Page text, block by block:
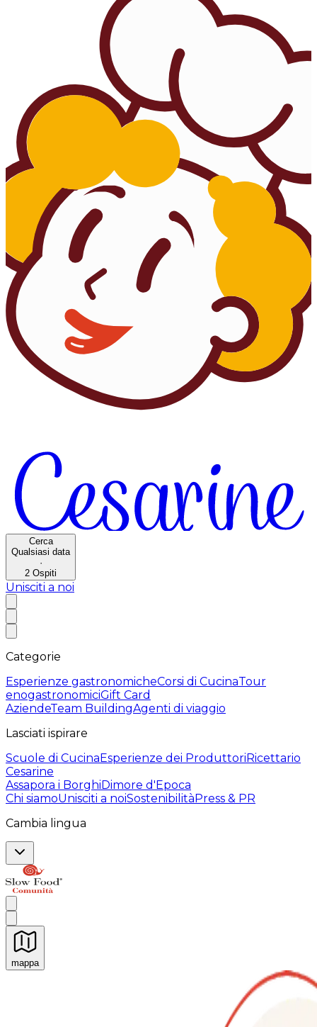
Cerca
Qualsiasi data
·
2 Ospiti
Unisciti a noi
Categorie
Esperienze gastronomicheCorsi di CucinaTour
enogastronomiciGift Card
AziendeTeam BuildingAgenti di viaggio
Lasciati ispirare
Scuole di CucinaEsperienze dei ProduttoriRicettario
Cesarine
Assapora i BorghiDimore d'Epoca
Chi siamoUnisciti a noiSostenibilitàPress & PR
Cambia lingua
mappa
Esperienze culinarie indimenticabili: Esperienze